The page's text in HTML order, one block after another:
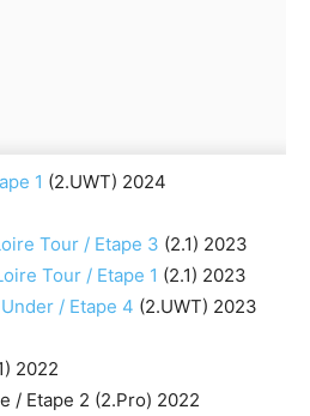
1 (2.UWT) 2024
Tour / Etape 3 (2.1) 2023
Tour / Etape 1 (2.1) 2023
/ Etape 4 (2.UWT) 2023
2022
/ Etape 2 (2.Pro) 2022